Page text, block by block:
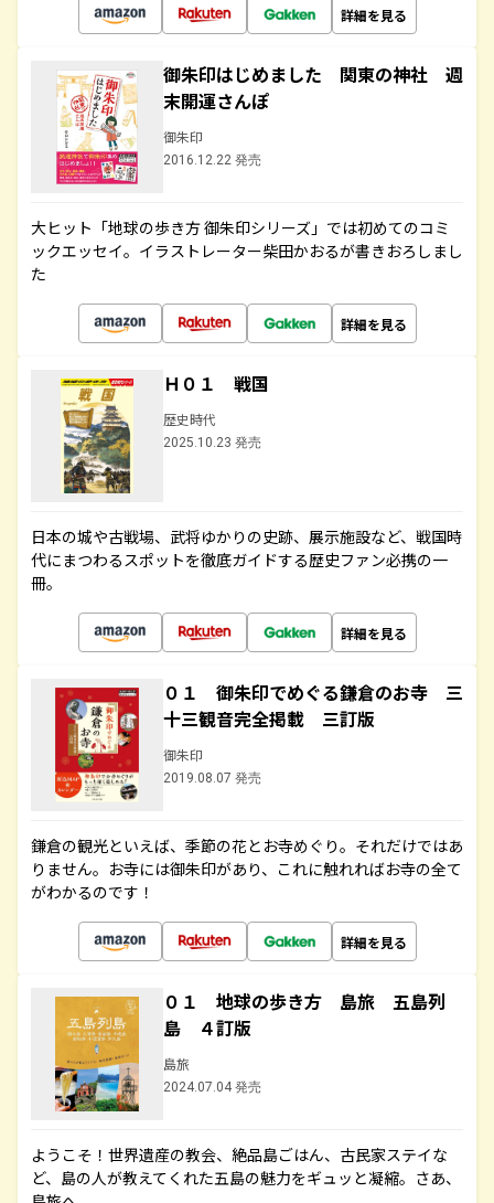
詳細を見る
御朱印はじめました 関東の神社 週
末開運さんぽ
御朱印
2016.12.22 発売
大ヒット「地球の歩き方 御朱印シリーズ」では初めてのコミ
ックエッセイ。イラストレーター柴田かおるが書きおろしまし
た
詳細を見る
Ｈ０１ 戦国
歴史時代
2025.10.23 発売
日本の城や古戦場、武将ゆかりの史跡、展示施設など、戦国時
代にまつわるスポットを徹底ガイドする歴史ファン必携の一
冊。
詳細を見る
０１ 御朱印でめぐる鎌倉のお寺 三
十三観音完全掲載 三訂版
御朱印
2019.08.07 発売
鎌倉の観光といえば、季節の花とお寺めぐり。それだけではあ
りません。お寺には御朱印があり、これに触れればお寺の全て
がわかるのです！
詳細を見る
０１ 地球の歩き方 島旅 五島列
島 ４訂版
島旅
2024.07.04 発売
ようこそ！世界遺産の教会、絶品島ごはん、古民家ステイな
ど、島の人が教えてくれた五島の魅力をギュッと凝縮。さあ、